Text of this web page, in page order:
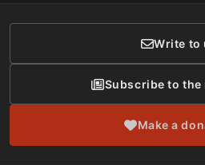
Donor Care
Write to
Subscribe to
Make a